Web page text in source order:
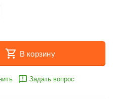
В корзину
Задать вопрос